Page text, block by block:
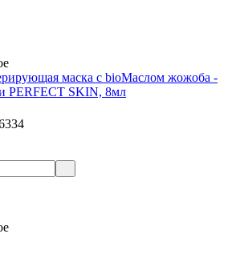
маска с bioМаслом жожоба -
PERFECT SKIN, 8мл